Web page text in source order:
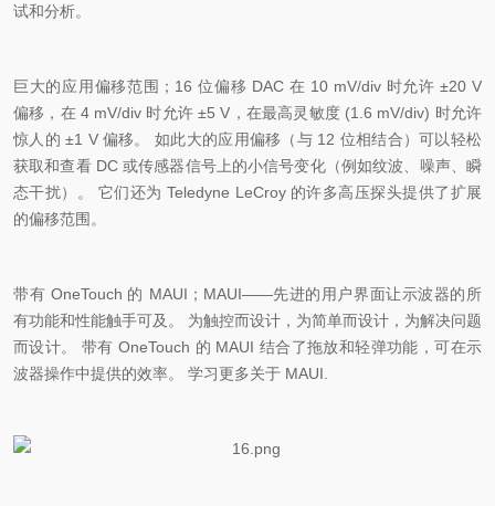
试和分析。
巨大的应用偏移范围； 16位偏移 DAC 在 10 mV/div 时允许 ±20 V
偏移，在 4 mV/div 时允许 ±5 V ，在最高灵敏度 (1.6 mV/div) 时允许
惊人的 ±1 V 偏移。 如此大的应用偏移（与 12 位相结合）可以轻松
获取和查看 DC 或传感器信号上的小信号变化（例如纹波、噪声、瞬
态干扰）。 它们还为Teledyne LeCroy 的许多高压探头提供了扩展
的偏移范围。
带有 OneTouch 的 MAUI ； MAUI——先进的用户界面让示波器的所
有功能和性能触手可及。 为触控而设计，为简单而设计，为解决问题
而设计。 带有OneTouch 的 MAUI 结合了拖放和轻弹功能，可在示
波器操作中提供的效率。 学习更多关于 MAUI.